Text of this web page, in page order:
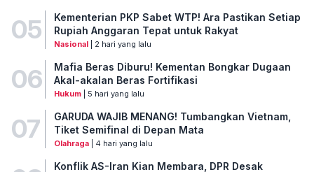
05
Kementerian PKP Sabet WTP! Ara Pastikan Setiap
Rupiah Anggaran Tepat untuk Rakyat
Nasional| 2 hari yang lalu
06
Mafia Beras Diburu! Kementan Bongkar Dugaan
Akal-akalan Beras Fortifikasi
Hukum| 5 hari yang lalu
07
GARUDA WAJIB MENANG! Tumbangkan Vietnam,
Tiket Semifinal di Depan Mata
Olahraga| 4 hari yang lalu
Konflik AS-Iran Kian Membara, DPR Desak